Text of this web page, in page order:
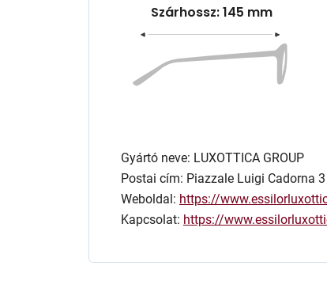
Szárhossz: 145 mm
Gyártó neve: LUXOTTICA GROUP
Postai cím: Piazzale Luigi Cadorna
Weboldal: https://
Kapcsolat: https://